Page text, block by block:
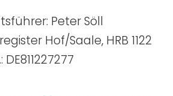
Peter Söll
Hof/Saale, HRB 1122